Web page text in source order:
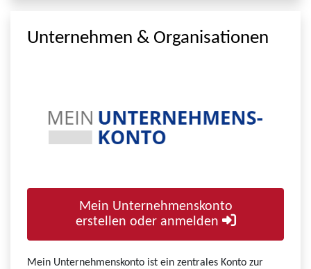
Unternehmen & Organisationen
Mein Unternehmenskonto
erstellen oder anmelden
Mein Unternehmenskonto ist ein zentrales Konto zur